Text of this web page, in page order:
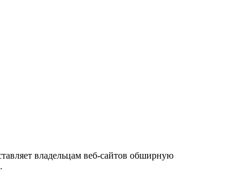
владельцам веб-сайтов обширную